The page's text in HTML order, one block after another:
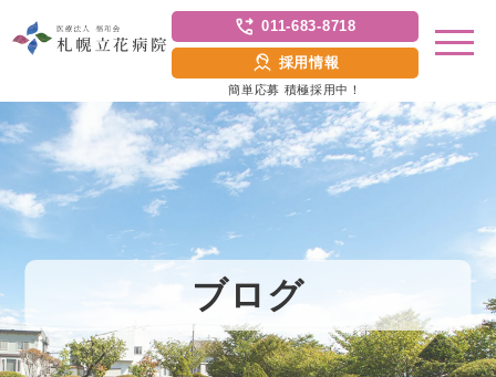
011-683-8718
採用情報
簡単応募 積極採用中！
ブログ